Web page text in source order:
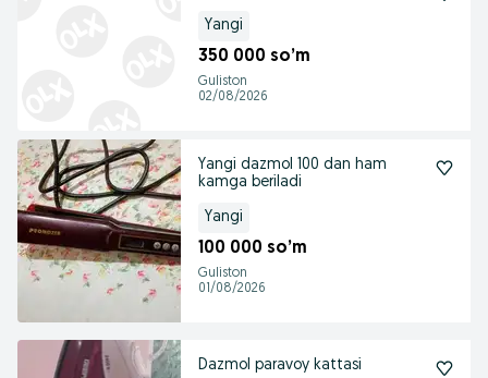
Yangi
350 000 so’m
Guliston
02/08/2026
Yangi dazmol 100 dan ham
kamga beriladi
Yangi
100 000 so’m
Guliston
01/08/2026
Dazmol paravoy kattasi